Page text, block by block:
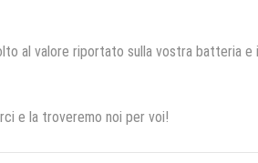
al valore riportato sulla vostra batteria e
e la troveremo noi per voi!